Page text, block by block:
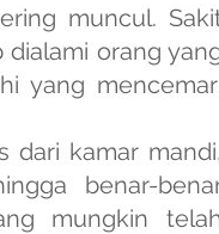
muncul.
orang
yang
dari kamar mandi,
benar-
mungkin